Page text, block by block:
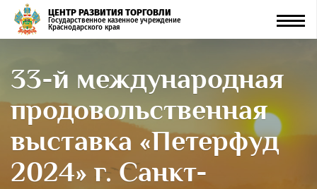
ЦЕНТР РАЗВИТИЯ ТОРГОВЛИ
Государственное казенное учреждение
Краснодарского края
33-й международная
продовольственная
выставка «Петерфуд
2024» г. Санкт-